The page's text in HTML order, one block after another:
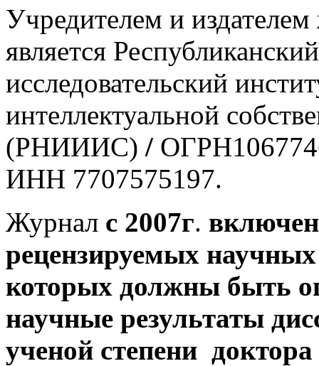
Учредителем и
является
исследовательский
интеллектуальной
(РНИИИС) /
ИНН 7707575197.
Журнал с 2007г.
рецензируемых
которых должны быть
научные результаты
ученой степени